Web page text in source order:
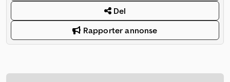
Del
Rapporter annonse